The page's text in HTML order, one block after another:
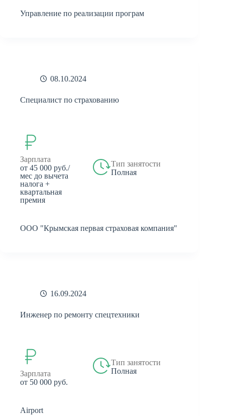
Управление по реализации програм
08.10.2024
Специалист по страхованию
Зарплата
от 45 000 руб./
мес до вычета
налога +
квартальная
премия
Тип занятости
Полная
ООО "Крымская первая страховая компания"
16.09.2024
Инженер по ремонту спецтехники
Зарплата
от 50 000 руб.
Тип занятости
Полная
Airport